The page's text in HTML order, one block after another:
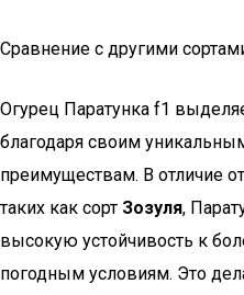
Сравнение с другими
Огурец Паратунка f1
благодаря своим
преимуществам. В отличие
таких как сорт Зозуля,
высокую устойчивость к
погодным условиям. Это